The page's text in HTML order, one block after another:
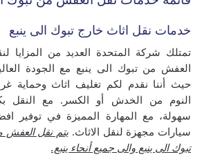
خدمات نقل اثاث خارج تبوك الى ينبع
تمتلك شركة المتحدة العديد من المزايا
العفش من تبوك الى ينبع مع الجودة
حيث أننا نقدم لكم تغليف اثاث وحماية
النوم من الخدش أو الكسر. مع النقل
سهولة، مع المهارة المميزة في توفير
سيارات مجهزة لنقل الاثاث. يتم نقل العفش
تبوك الى ينبع والى جميع أنحاء ينبع.